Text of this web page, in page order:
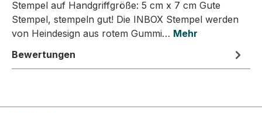
Stempel auf Handgriffgröße: 5 cm x 7 cm Gute
Stempel, stempeln gut! Die INBOX Stempel werden
von Heindesign aus rotem Gummi… Mehr
Bewertungen